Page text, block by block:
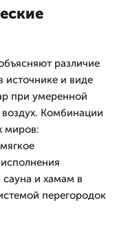
различие
источнике и виде
при умеренной
Комбинации
миров:
и хамам в
перегородок